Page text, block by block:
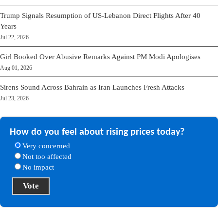
Trump Signals Resumption of US-Lebanon Direct Flights After 40
Years
Jul 22, 2026
Girl Booked Over Abusive Remarks Against PM Modi Apologises
Aug 01, 2026
Sirens Sound Across Bahrain as Iran Launches Fresh Attacks
Jul 23, 2026
How do you feel about rising prices today?
Very concerned
Not too affected
No impact